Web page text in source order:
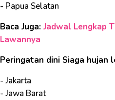
- Papua Selatan
Baca Juga: Jadwal Lengkap
Lawannya
Peringatan dini Siaga
- Jakarta
- Jawa Barat